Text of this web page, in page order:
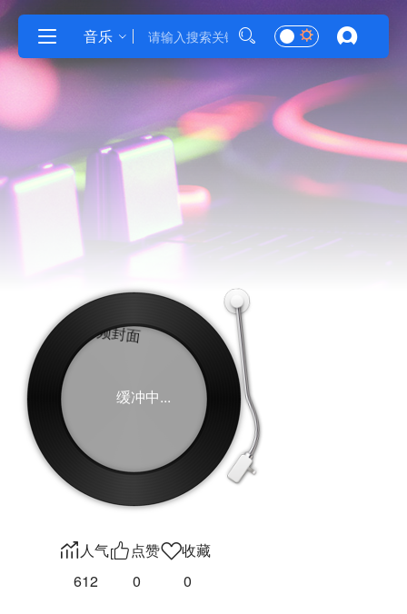
音乐
缓冲中...
人气
612
点赞
0
收藏
0